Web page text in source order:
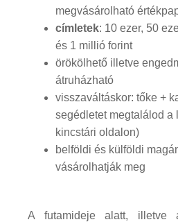
megvásárolható
címletek: 10 ezer, 50
és 1 millió forint
örökölhető illetve
átruházható
visszaváltáskor: tőke +
segédletet megtalálod a
kincstári oldalon)
belföldi és külföldi
vásárolhatják meg
A futamideje alatt, illetve